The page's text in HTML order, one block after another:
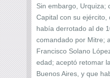
Sin embargo, Urquiza;
Capital con su ejército,
había derrotado al de
comandado por Mitre;
Francisco Solano
edad; aceptó retomar
Buenos Aires, y que